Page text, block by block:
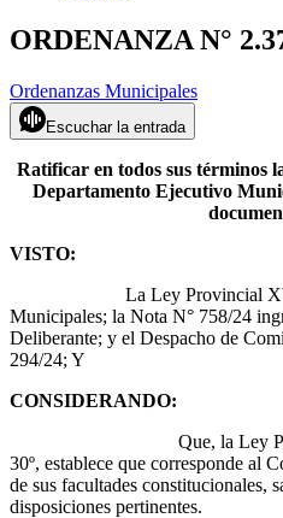
ORDENANZA N°
Ordenanzas Municipales
Escuchar la entrada
Ratificar en todos sus términos
Departamento Ejecutivo
VISTO:
La Ley Provincial XVI N°
Municipales; la Nota N° 758/24
Deliberante; y el Despacho de
294/24; Y
CONSIDERANDO:
Que, la Ley
30º, establece que corresponde al
de sus facultades constitucionales,
disposiciones pertinentes.